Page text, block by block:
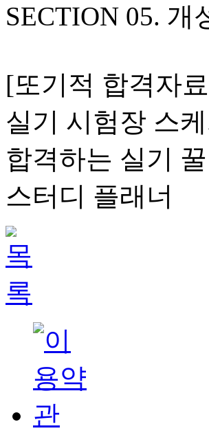
SECTION 05. 개
[또기적 합격자
실기 시험장 스
합격하는 실기
스터디 플래너